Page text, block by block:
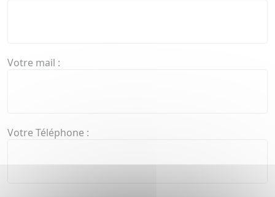
Votre mail :
Votre Téléphone :